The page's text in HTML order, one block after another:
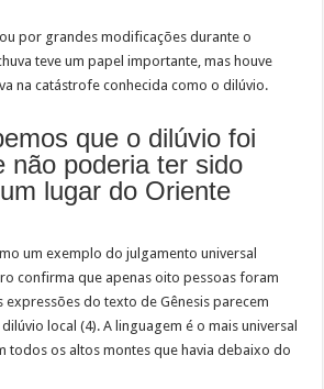
por grandes modificações durante o
teve um papel importante, mas houve
na catástrofe conhecida como o dilúvio.
que o dilúvio foi
não poderia ter sido
lugar do Oriente
um exemplo do julgamento universal
confirma que apenas oito pessoas foram
expressões do texto de Gênesis parecem
local (4). A linguagem é o mais universal
todos os altos montes que havia debaixo do